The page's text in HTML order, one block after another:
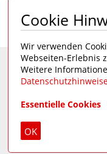
Seite 1 von 3
Eine Seite des
Cookie
Wir verwenden
Webseiten-Erlebnis
Weitere
Essentielle Cookies
OK